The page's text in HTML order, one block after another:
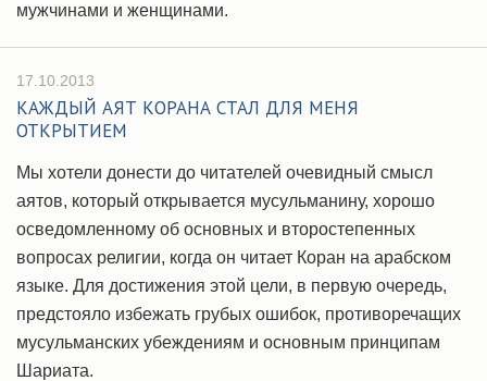
мужчинами и женщинами.
17.10.2013
КАЖДЫЙ АЯТ КОРАНА СТАЛ ДЛЯ МЕНЯ
ОТКРЫТИЕМ
Мы хотели донести до читателей очевидный смысл
аятов, который открывается мусульманину, хорошо
осведомленному об основных и второстепенных
вопросах религии, когда он читает Коран на арабском
языке. Для достижения этой цели, в первую очередь,
предстояло избежать грубых ошибок, противоречащих
мусульманских убеждениям и основным принципам
Шариата.